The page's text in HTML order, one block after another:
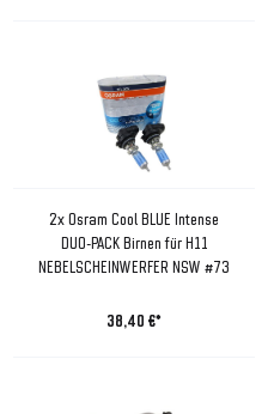
2x Osram Cool BLUE Intense
DUO-PACK Birnen für H11
NEBELSCHEINWERFER NSW #73
38,40 €*